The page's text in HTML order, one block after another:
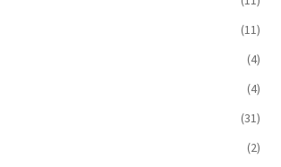
(11)
(4)
(4)
(31)
(2)